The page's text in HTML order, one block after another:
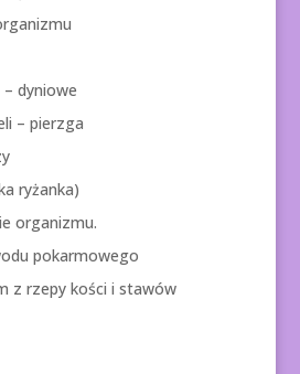
dyniowe
– pierzga
ryżanka)
organizmu.
pokarmowego
z rzepy kości i stawów